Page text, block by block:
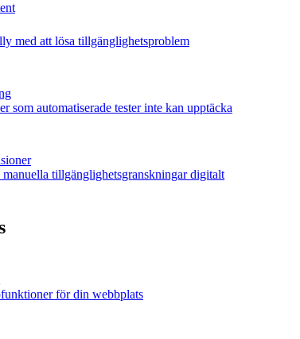
med att lösa tillgänglighetsproblem
som automatiserade tester inte kan upptäcka
tillgänglighetsgranskningar digitalt
för din webbplats